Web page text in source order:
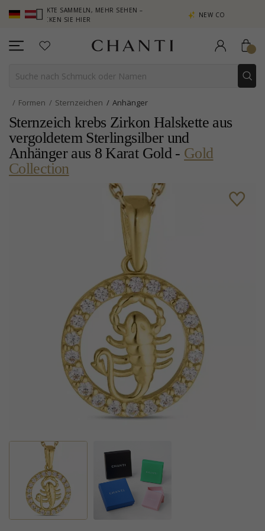
SAMMELN, MEHR SEHEN –
SIE HIER
NEW COLLECTION | AURA
Formen Sternzeichen Anhänger
Sternzeich krebs Zirkon Halskette aus
vergoldetem Sterlingsilber und
Anhänger aus 8 Karat Gold - Gold
Collection